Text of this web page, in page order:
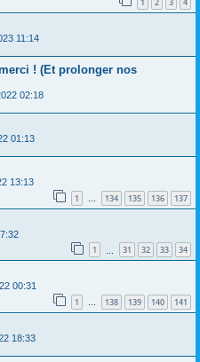
11:14
! (Et prolonger nos
02:18
01:13
13:13
1 … 134 135 136 137
1 31 32 33 34
00:31
1 … 138 139 140 141
18:33